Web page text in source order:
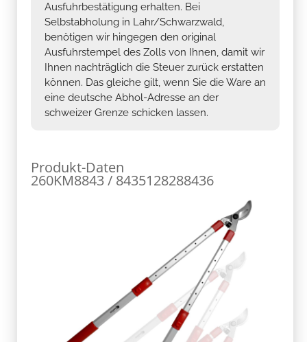
Ausfuhrbestätigung erhalten. Bei
Selbstabholung in Lahr/Schwarzwald,
benötigen wir hingegen den original
Ausfuhrstempel des Zolls von Ihnen, damit wir
Ihnen nachträglich die Steuer zurück erstatten
können. Das gleiche gilt, wenn Sie die Ware an
eine deutsche Abhol-Adresse an der
schweizer Grenze schicken lassen.
Produkt-Daten
260KM8843 / 8435128288436